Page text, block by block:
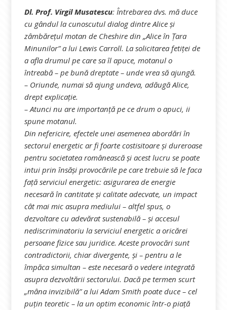
Dl. Prof. Virgil Musatescu: Întrebarea dvs. mă duce
cu gândul la cunoscutul dialog dintre Alice și
zâmbărețul motan de Cheshire din „Alice în Țara
Minunilor” a lui Lewis Carroll. La solicitarea fetiței de
a afla drumul pe care sa îl apuce, motanul o
întreabă – pe bună dreptate – unde vrea să ajungă.
– Oriunde, numai să ajung undeva, adăugă Alice,
drept explicaţie.
– Atunci nu are importanță pe ce drum o apuci, ii
spune motanul.
Din nefericire, efectele unei asemenea abordări în
sectorul energetic ar fi foarte costisitoare și dureroase
pentru societatea românească și acest lucru se poate
intui prin însăși provocările pe care trebuie să le faca
față serviciul energetic: asigurarea de energie
necesară în cantitate și calitate adecvate, un impact
cât mai mic asupra mediului – altfel spus, o
dezvoltare cu adevărat sustenabilă – și accesul
nediscriminatoriu la serviciul energetic a oricărei
persoane fizice sau juridice. Aceste provocări sunt
contradictorii, chiar divergente, și – pentru a le
împăca simultan – este necesară o vedere integrată
asupra dezvoltării sectorului. Dacă pe termen scurt
„mâna invizibilă” a lui Adam Smith poate duce – cel
puțin teoretic – la un optim economic într-o piață